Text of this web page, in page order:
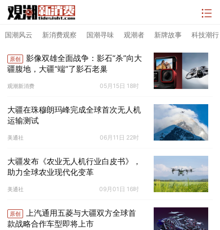
国潮风云 新消费观察 国潮寻味 观潮者 新牌故事 科技潮行
原创
影像双雄全面战争：影石“杀”向大
疆腹地，大疆“端”了影石老巢
观潮新消费 05月15日 18时
大疆在珠穆朗玛峰完成全球首次无人机
运输测试
美通社 06月11日 22时
大疆发布《农业无人机行业白皮书》，
助力全球农业现代化变革
美通社 09月01日 16时
原创
上汽通用五菱与大疆双方全球首
款战略合作车型即将上市